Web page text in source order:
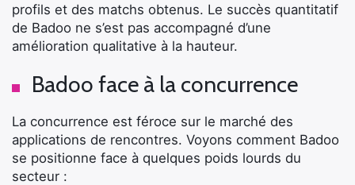
profils et des matchs obtenus. Le succès quantitatif
de Badoo ne s’est pas accompagné d’une
amélioration qualitative à la hauteur.
Badoo face à la concurrence
La concurrence est féroce sur le marché des
applications de rencontres. Voyons comment Badoo
se positionne face à quelques poids lourds du
secteur :